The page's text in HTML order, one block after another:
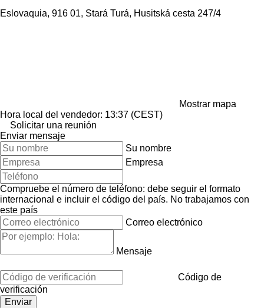
Eslovaquia, 916 01, Stará Turá, Husitská cesta 247/4
Mostrar mapa
Hora local del vendedor: 13:37 (CEST)
Solicitar una reunión
Enviar mensaje
Su nombre
Empresa
Compruebe el número de teléfono: debe seguir el formato
internacional e incluir el código del país. No trabajamos con
este país
Correo electrónico
Mensaje
Código de
verificación